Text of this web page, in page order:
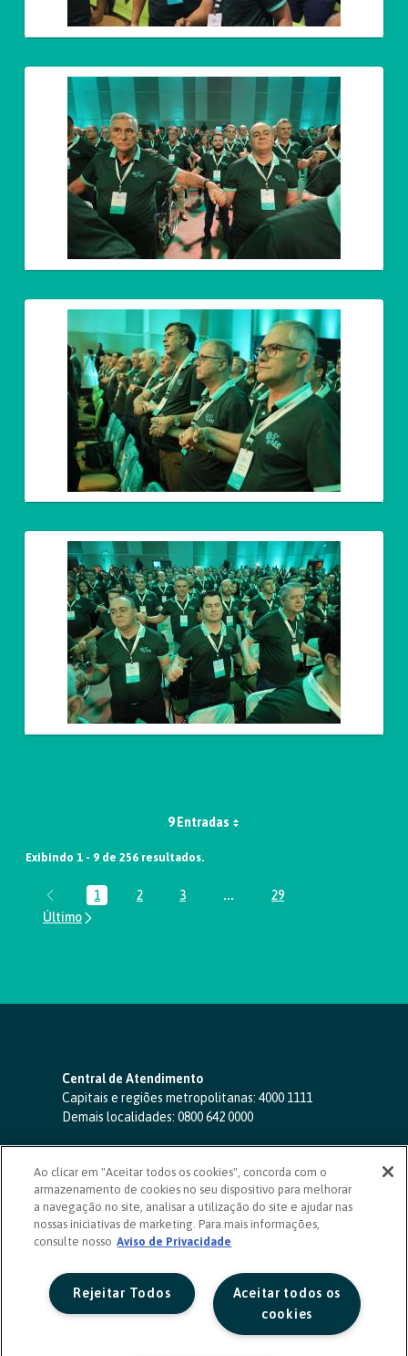
9 Entradas
Exibindo 1 - 9 de 256 resultados.
Página
1 Página
2 Página
3 ...Páginas intermediárias Usar
Página
29
Central de Atendimento
Capitais e regiões metropolitanas: 4000 1111
Demais localidades: 0800 642 0000
SAC 24 horas-0800 724 4420
Ouvidoria
0800 725 0996
(de segunda a sexta, das 8h às 20h)
ouvidoriasicoob.com.br
Deficientes auditivos ou de fala
Ao clicar em "Aceitar todos os cookies", concorda com o
armazenamento de cookies no seu dispositivo para melhorar
a navegação no site, analisar a utilização do site e ajudar nas
nossas iniciativas de marketing. Para mais informações,
consulte nosso Aviso de Privacidade
Aceitar todos os
cookies
Rejeitar Todos